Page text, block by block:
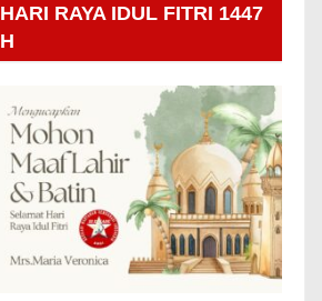
HARI RAYA IDUL FITRI 1447
H